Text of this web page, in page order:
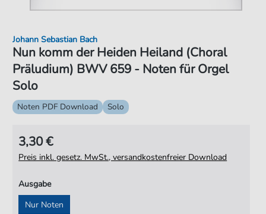
Nun komm der Heiden Heiland (Choral
Präludium) BWV 659 - Noten für Orgel
Solo
Johann Sebastian Bach
Noten PDF Download Solo
3,30 €
Preis inkl. gesetz. MwSt., versandkostenfreier Download
Ausgabe
Nur Noten